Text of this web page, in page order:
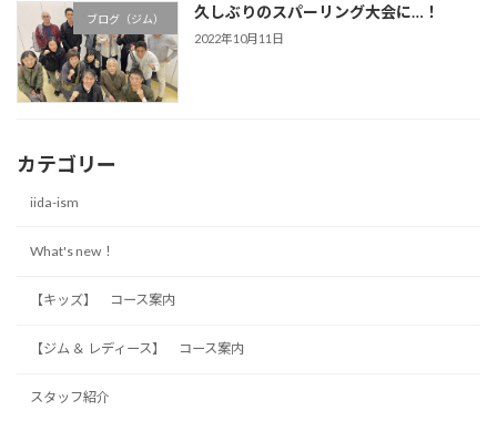
ブログ（ジム） 久しぶりのスパーリング大会に…！
2022年10月11日
カテゴリー
iida-ism
What's new！
【キッズ】 コース案内
【ジム ＆ レディース】 コース案内
スタッフ紹介